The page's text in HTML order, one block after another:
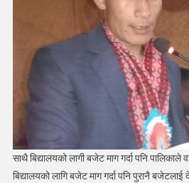
साथै बिद्यालयको लागी बजेट माग गर्दा पनि पालिकाले
बिद्यालयको लागि बजेट माग गर्दा पनि पुरानै